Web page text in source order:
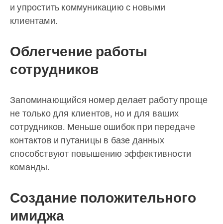
и упростить коммуникацию с новыми
клиентами.
Облегчение работы
сотрудников
Запоминающийся номер делает работу проще
не только для клиентов, но и для ваших
сотрудников. Меньше ошибок при передаче
контактов и путаницы в базе данных
способствуют повышению эффективности
команды.
Создание положительного
имиджа